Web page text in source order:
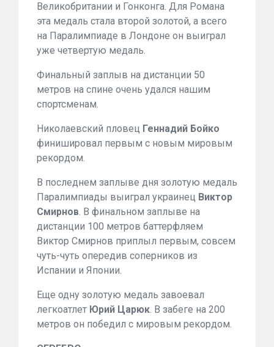
Великобритании и Гонконга. Для Романа
эта медаль стала второй золотой, а всего
на Паралимпиаде в Лондоне он выиграл
уже четвертую медаль.
Финальный заплыв на дистанции 50
метров на спине очень удался нашим
спортсменам.
Николаевский пловец Геннадий Бойко
финишировал первым с новым мировым
рекордом.
В последнем заплыве дня золотую медаль
Паралимпиады выиграл украинец Виктор
Смирнов. В финальном заплыве на
дистанции 100 метров баттерфляем
Виктор Смирнов приплыл первым, совсем
чуть-чуть опередив соперников из
Испании и Японии.
Еще одну золотую медаль завоевал
легкоатлет Юрий Царюк. В забеге на 200
метров он победил с мировым рекордом.